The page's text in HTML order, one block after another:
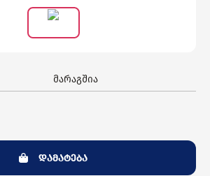
მარაგშია
დამატება